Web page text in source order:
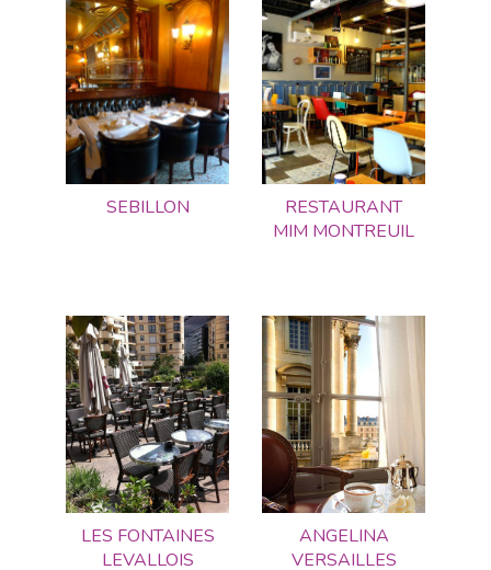
SEBILLON
RESTAURANT
MIM MONTREUIL
LES FONTAINES
LEVALLOIS
ANGELINA
VERSAILLES